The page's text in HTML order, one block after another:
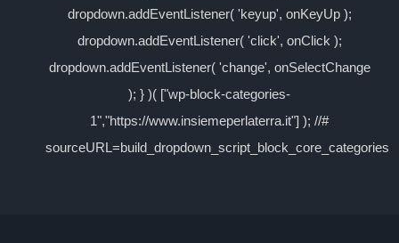
dropdown.addEventListener( 'keyup', onKeyUp );
dropdown.addEventListener( 'click', onClick );
dropdown.addEventListener( 'change', onSelectChange
); } )( ["wp-block-categories-
1","https://www.insiemeperlaterra.it"] ); //#
sourceURL=build_dropdown_script_block_core_categories